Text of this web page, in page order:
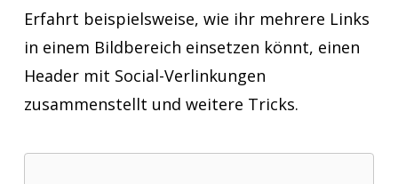
Erfahrt beispielsweise, wie ihr mehrere Links
in einem Bildbereich einsetzen könnt, einen
Header mit Social-Verlinkungen
zusammenstellt und weitere Tricks.